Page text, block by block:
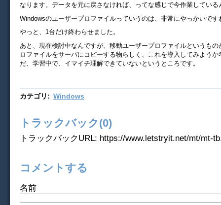
なります。データを元に戻さなければ、ってな感じで今作業している
Windowsのユーザープロファイルっていうのは、非常にやっかいです
やっと、1台だけ終わらせました。
あと、現在検討中なんですが、移動ユーザープロファイルというもの
ロファイルをサーバにコピーする物らしく、これを導入してみようか
だ、学習中で、イマイチ理解できていないというところです。
カテゴリ : Windows
トラックバック(0)
トラックバックURL: https://www.letstryit.net/mt/mt-
コメントする
名前